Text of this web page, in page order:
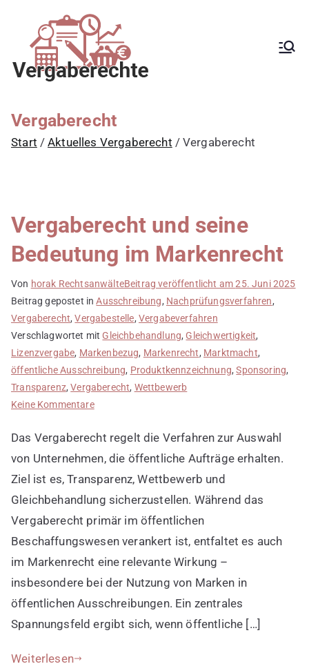
springen
sowie Bewerber
Zuwendungen, GWB, VgV, UGVO,
VoB/A, Rüge,
Vergaberecht
Start Aktuelles Vergaberecht Vergaberecht
Vergaberecht und seine
Bedeutung im Markenrecht
Von horak RechtsanwälteBeitrag veröffentlicht am25. Juni 2025
Beitrag gepostet inAusschreibung, Nachprüfungsverfahren,
Vergaberecht,Vergabestelle, Vergabeverfahren
Verschlagwortet mit Gleichbehandlung, Gleichwertigkeit,
Lizenzvergabe, Markenbezug, Markenrecht, Marktmacht,
öffentliche Ausschreibung, Produktkennzeichnung,Sponsoring,
Transparenz,Vergaberecht, Wettbewerb
Keine Kommentarezu
und
seine
Bedeutung
Markenrecht
Das Vergaberecht regelt die Verfahren zur Auswahl
von Unternehmen, die öffentliche Aufträge erhalten.
Ziel ist es, Transparenz, Wettbewerb und
Gleichbehandlung sicherzustellen. Während das
Vergaberecht primär im öffentlichen
Beschaffungswesen verankert ist, entfaltet es auch
im Markenrecht eine relevante Wirkung –
insbesondere bei der Nutzung von Marken in
öffentlichen Ausschreibungen. Ein zentrales
Spannungsfeld ergibt sich, wenn öffentliche […]
Weiterlesen